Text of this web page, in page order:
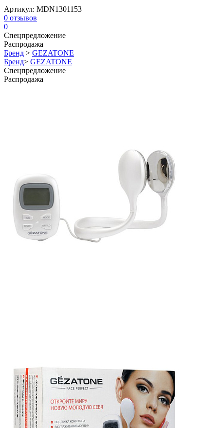
Артикул: MDN1301153
0 отзывов
0
Спецпредложение
Распродажа
Бренд > GEZATONE
Бренд> GEZATONE
Спецпредложение
Распродажа